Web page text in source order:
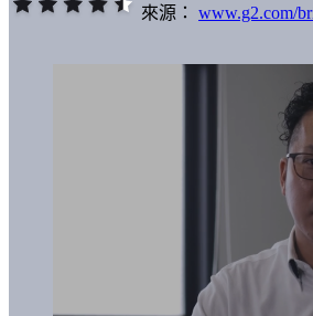
來源：www.g2.com/